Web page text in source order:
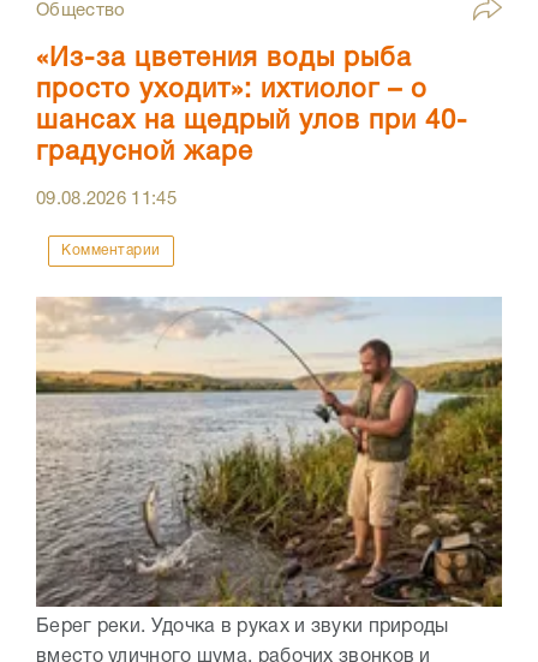
Общество
«Из-за цветения воды рыба
просто уходит»: ихтиолог – о
шансах на щедрый улов при 40-
градусной жаре
09.08.2026 11:45
Комментарии
Берег реки. Удочка в руках и звуки природы
вместо уличного шума, рабочих звонков и